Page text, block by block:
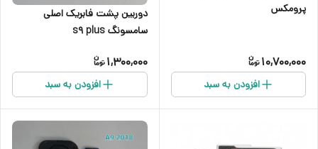
پرومکس
10,700,000
افزودن به سبد
دوربین پشت فابریک اصلی
سامسونگ s9 plus
1,300,000
افزودن به سبد